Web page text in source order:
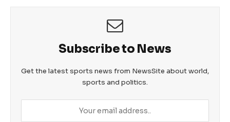
Subscribe to News
Get the latest sports news from NewsSite about world,
sports and politics.